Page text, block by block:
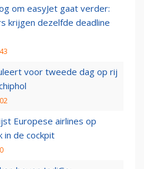
om easyJet gaat verder:
krijgen dezelfde deadline
voor tweede dag op rij
Europese airlines op
in de cockpit